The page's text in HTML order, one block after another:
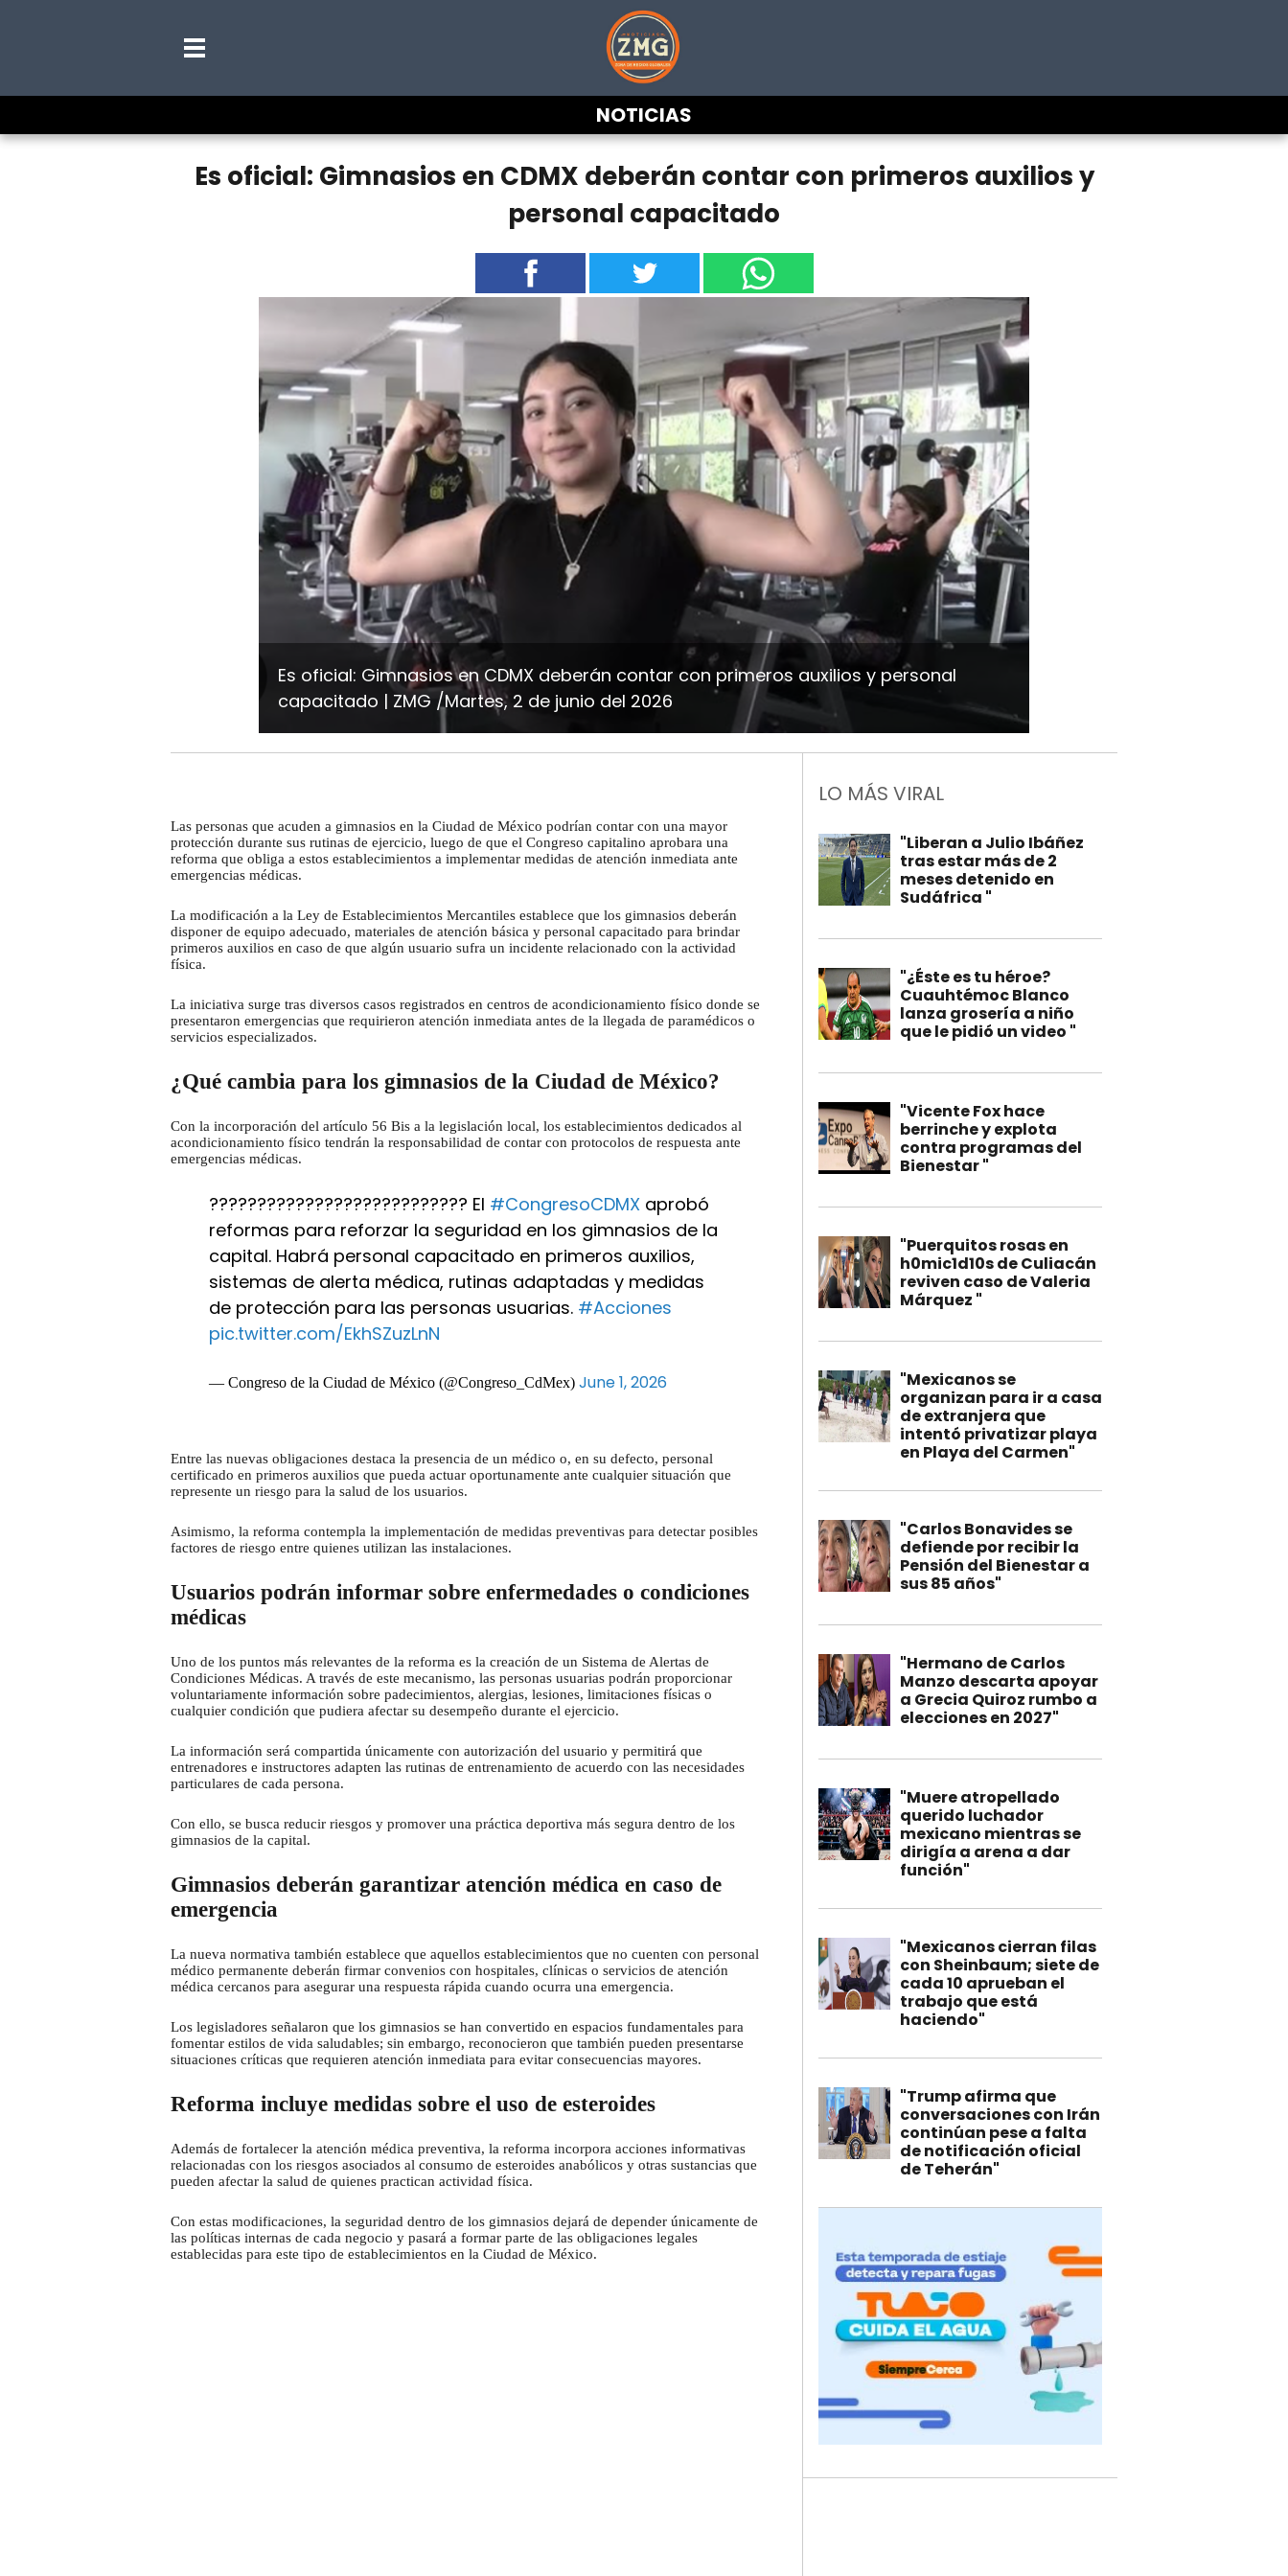
NOTICIAS
Es oficial: Gimnasios en CDMX deberán contar con primeros auxilios y
personal capacitado
Es oficial: Gimnasios en CDMX deberán contar con primeros auxilios y personal
capacitado
ZMG /Martes, 2 de junio del 2026
Las personas que acuden a gimnasios en la Ciudad de México podrían contar con una mayor
protección durante sus rutinas de ejercicio, luego de que el Congreso capitalino aprobara una
reforma que obliga a estos establecimientos a implementar medidas de atención inmediata ante
emergencias médicas.
La modificación a la Ley de Establecimientos Mercantiles establece que los gimnasios deberán
disponer de equipo adecuado, materiales de atención básica y personal capacitado para brindar
primeros auxilios en caso de que algún usuario sufra un incidente relacionado con la actividad
física.
La iniciativa surge tras diversos casos registrados en centros de acondicionamiento físico donde se
presentaron emergencias que requirieron atención inmediata antes de la llegada de paramédicos o
servicios especializados.
¿Qué cambia para los gimnasios de la Ciudad de México?
Con la incorporación del artículo 56 Bis a la legislación local, los establecimientos dedicados al
acondicionamiento físico tendrán la responsabilidad de contar con protocolos de respuesta ante
emergencias médicas.
??????????????????????????? El #CongresoCDMX aprobó
reformas para reforzar la seguridad en los gimnasios de la
capital. Habrá personal capacitado en primeros auxilios,
sistemas de alerta médica, rutinas adaptadas y medidas
de protección para las personas usuarias. #Acciones
pic.twitter.com/EkhSZuzLnN
— Congreso de la Ciudad de México (@Congreso_CdMex) June 1, 2026
Entre las nuevas obligaciones destaca la presencia de un médico o, en su defecto, personal
certificado en primeros auxilios que pueda actuar oportunamente ante cualquier situación que
represente un riesgo para la salud de los usuarios.
Asimismo, la reforma contempla la implementación de medidas preventivas para detectar posibles
factores de riesgo entre quienes utilizan las instalaciones.
Usuarios podrán informar sobre enfermedades o condiciones
médicas
Uno de los puntos más relevantes de la reforma es la creación de un Sistema de Alertas de
Condiciones Médicas. A través de este mecanismo, las personas usuarias podrán proporcionar
voluntariamente información sobre padecimientos, alergias, lesiones, limitaciones físicas o
cualquier condición que pudiera afectar su desempeño durante el ejercicio.
La información será compartida únicamente con autorización del usuario y permitirá que
entrenadores e instructores adapten las rutinas de entrenamiento de acuerdo con las necesidades
particulares de cada persona.
Con ello, se busca reducir riesgos y promover una práctica deportiva más segura dentro de los
gimnasios de la capital.
Gimnasios deberán garantizar atención médica en caso de
emergencia
La nueva normativa también establece que aquellos establecimientos que no cuenten con personal
médico permanente deberán firmar convenios con hospitales, clínicas o servicios de atención
médica cercanos para asegurar una respuesta rápida cuando ocurra una emergencia.
Los legisladores señalaron que los gimnasios se han convertido en espacios fundamentales para
fomentar estilos de vida saludables; sin embargo, reconocieron que también pueden presentarse
situaciones críticas que requieren atención inmediata para evitar consecuencias mayores.
Reforma incluye medidas sobre el uso de esteroides
Además de fortalecer la atención médica preventiva, la reforma incorpora acciones informativas
relacionadas con los riesgos asociados al consumo de esteroides anabólicos y otras sustancias que
pueden afectar la salud de quienes practican actividad física.
Con estas modificaciones, la seguridad dentro de los gimnasios dejará de depender únicamente de
las políticas internas de cada negocio y pasará a formar parte de las obligaciones legales
establecidas para este tipo de establecimientos en la Ciudad de México.
LO MÁS VIRAL
"Liberan a Julio Ibáñez
tras estar más de 2
meses detenido en
Sudáfrica "
"¿Éste es tu héroe?
Cuauhtémoc Blanco
lanza grosería a niño
que le pidió un video "
"Vicente Fox hace
berrinche y explota
contra programas del
Bienestar "
"Puerquitos rosas en
h0mic1d10s de Culiacán
reviven caso de Valeria
Márquez "
"Mexicanos se
organizan para ir a casa
de extranjera que
intentó privatizar playa
en Playa del Carmen"
"Carlos Bonavides se
defiende por recibir la
Pensión del Bienestar a
sus 85 años"
"Hermano de Carlos
Manzo descarta apoyar
a Grecia Quiroz rumbo a
elecciones en 2027"
"Muere atropellado
querido luchador
mexicano mientras se
dirigía a arena a dar
función"
"Mexicanos cierran filas
con Sheinbaum; siete de
cada 10 aprueban el
trabajo que está
haciendo"
"Trump afirma que
conversaciones con Irán
continúan pese a falta
de notificación oficial
de Teherán"